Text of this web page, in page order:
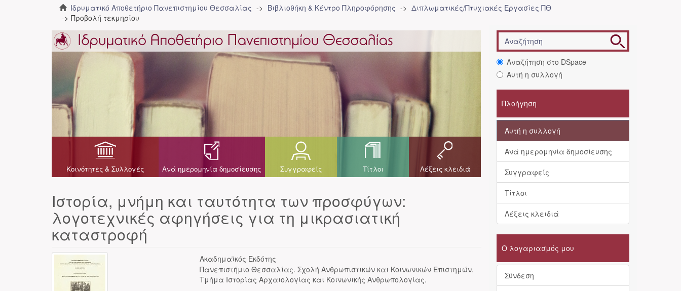
Ιδρυματικό Αποθετήριο Πανεπιστημίου Θεσσαλίας Βιβλιοθήκη & Κέντρο Πληροφόρησης
Διπλωματικές/Πτυχιακές Εργασίες ΠΘ
Προβολή τεκμηρίου
Κοινότητες & Συλλογές Ανά ημερομηνία δημοσίευσης Συγγραφείς Τίτλοι Λέξεις κλειδιά
Ιστορία, μνήμη και ταυτότητα των προσφύγων:
λογοτεχνικές αφηγήσεις για τη μικρασιατική
καταστροφή
Ακαδημαϊκός Εκδότης
Πανεπιστήμιο Θεσσαλίας. Σχολή Ανθρωπιστικών και Κοινωνικών Επιστημών.
Τμήμα Ιστορίας Αρχαιολογίας και Κοινωνικής Ανθρωπολογίας.
Αναζήτηση στο DSpace
Αυτή η συλλογή
Πλοήγηση
Αυτή η συλλογή
Ανά ημερομηνία δημοσίευσης
Συγγραφείς
Τίτλοι
Λέξεις κλειδιά
Ο λογαριασμός μου
Σύνδεση